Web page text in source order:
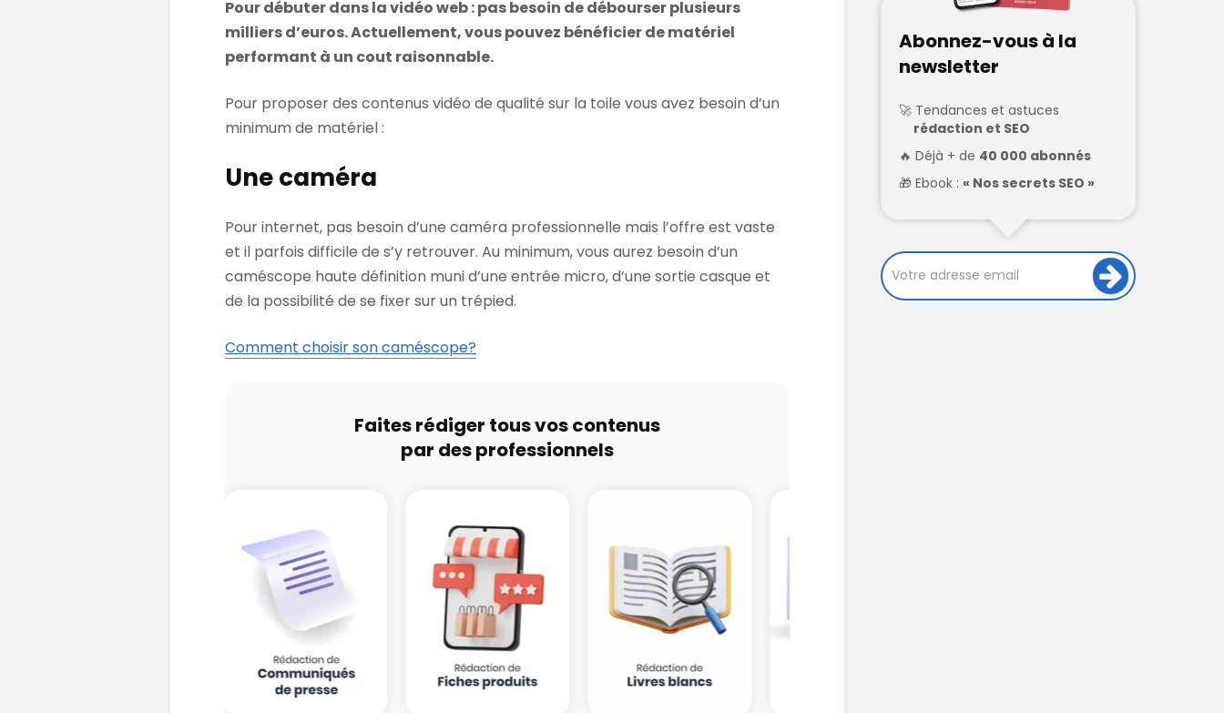
Pour débuter dans la vidéo web : pas besoin de débourser plusieurs
milliers d’euros. Actuellement, vous pouvez bénéficier de matériel
performant à un cout raisonnable.
Pour proposer des contenus vidéo de qualité sur la toile vous avez besoin d’un
minimum de matériel :
Une caméra
Pour internet, pas besoin d’une caméra professionnelle mais l’offre est vaste
et il parfois difficile de s’y retrouver. Au minimum, vous aurez besoin d’un
caméscope haute définition muni d’une entrée micro, d’une sortie casque et
de la possibilité de se fixer sur un trépied.
Comment choisir son caméscope?
Faites rédiger tous vos contenus
par des professionnels
Abonnez-vous à la
newsletter
Tendances et astuces
rédaction et SEO
Déjà + de 40 000 abonnés
Ebook : « Nos secrets SEO »